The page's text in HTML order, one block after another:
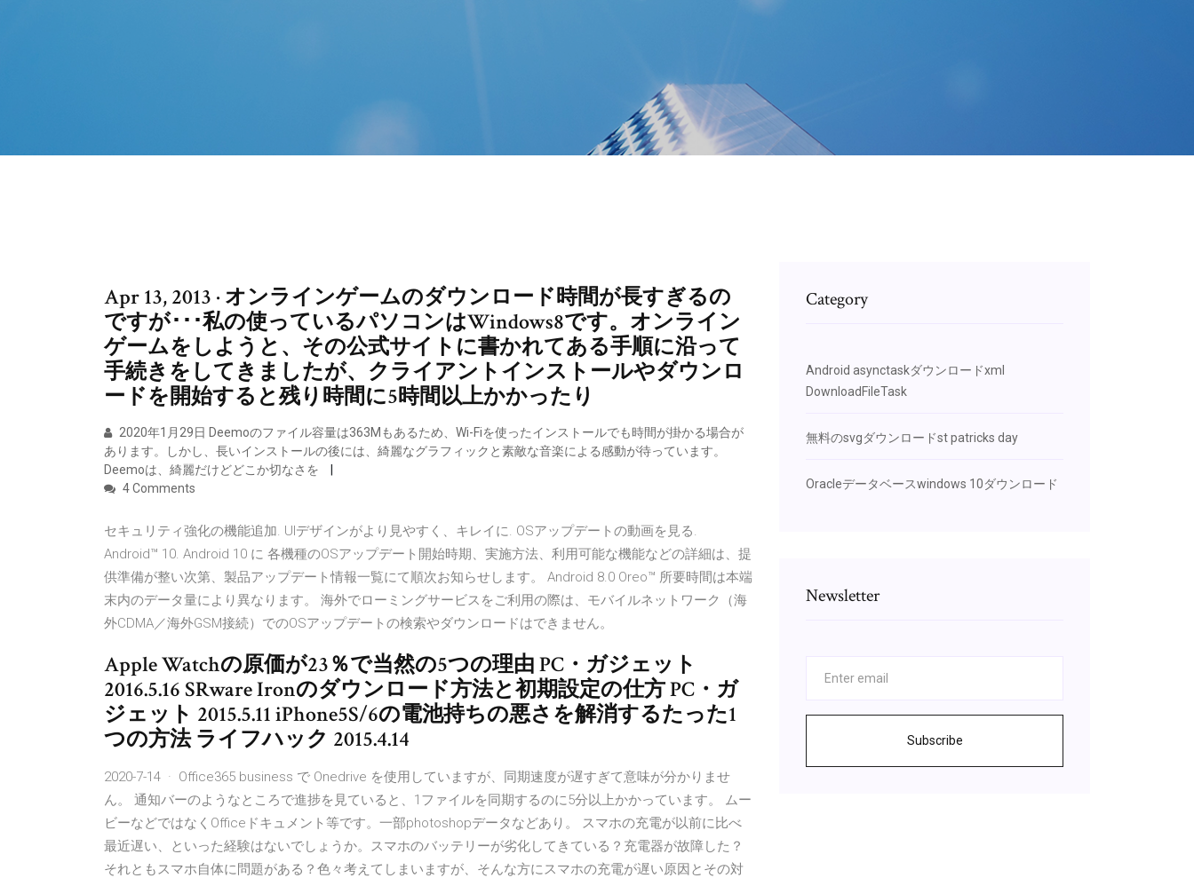
Apr 13, 2013 · オンラインゲームのダウンロード時間が長すぎるの
ですが･･･私の使っているパソコンはWindows8です。オンライン
ゲームをしようと、その公式サイトに書かれてある手順に沿って
手続きをしてきましたが、クライアントインストールやダウンロ
ードを開始すると残り時間に5時間以上かかったり
2020年1月29日 Deemoのファイル容量は363Mもあるため、Wi-Fiを使ったインストールでも時間が掛かる場合が
あります。しかし、長いインストールの後には、綺麗なグラフィックと素敵な音楽による感動が待っています。
Deemoは、綺麗だけどどこか切なさを
4 Comments
セキュリティ強化の機能追加. UIデザインがより見やすく、キレイに. OSアップデートの動画を見る.
Android™ 10. Android 10 に 各機種のOSアップデート開始時期、実施方法、利用可能な機能などの詳細は、提
供準備が整い次第、製品アップデート情報一覧にて順次お知らせします。 Android 8.0 Oreo™ 所要時間は本端
末内のデータ量により異なります。 海外でローミングサービスをご利用の際は、モバイルネットワーク（海
外CDMA／海外GSM接続）でのOSアップデートの検索やダウンロードはできません。
Apple Watchの原価が23％で当然の5つの理由 PC・ガジェット
2016.5.16 SRware Ironのダウンロード方法と初期設定の仕方 PC・ガ
ジェット 2015.5.11 iPhone5S/6の電池持ちの悪さを解消するたった1
つの方法 ライフハック 2015.4.14
2020-7-14 · Office365 business で Onedrive を使用していますが、同期速度が遅すぎて意味が分かりませ
ん。 通知バーのようなところで進捗を見ていると、1ファイルを同期するのに5分以上かかっています。 ムー
ビーなどではなくOfficeドキュメント等です。一部photoshopデータなどあり。 スマホの充電が以前に比べ
最近遅い、といった経験はないでしょうか。スマホのバッテリーが劣化してきている？充電器が故障した？
それともスマホ自体に問題がある？色々考えてしまいますが、そんな方にスマホの充電が遅い原因とその対
Category
Android asynctaskダウンロードxml
DownloadFileTask
無料のsvgダウンロードst patricks day
Oracleデータベースwindows 10ダウンロード
Newsletter
Subscribe